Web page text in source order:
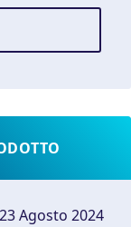
23 Agosto 2024